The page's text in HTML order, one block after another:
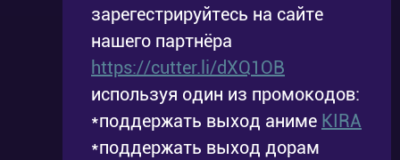
зарегестрируйтесь на сайте
нашего партнёра
https://cutter.li/dXQ1OB
используя один из промокодов:
*поддержать выход аниме KIRA
*поддержать выход дорам